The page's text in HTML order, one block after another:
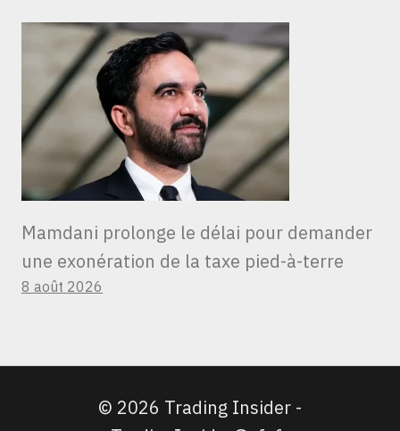
Mamdani prolonge le délai pour demander
une exonération de la taxe pied-à-terre
8 août 2026
© 2026 Trading Insider -